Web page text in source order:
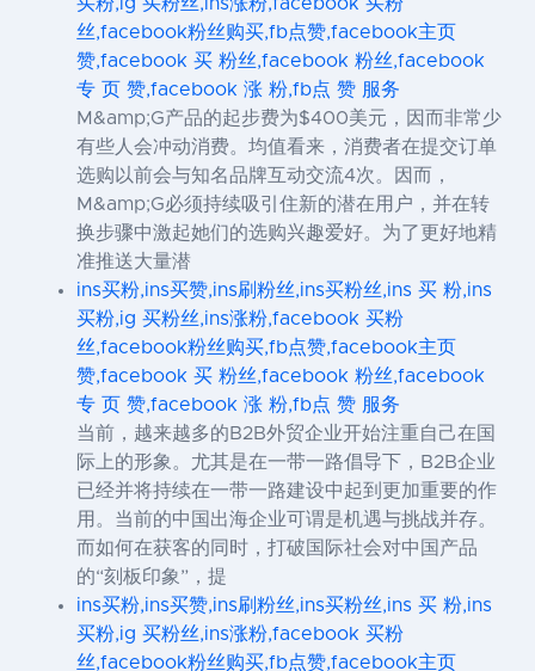
丝,facebook粉丝购买,fb点赞,facebook主页
赞,facebook 买 粉丝,facebook 粉丝,facebook
专 页 赞,facebook 涨 粉,fb点 赞 服务
M&amp;G产品的起步费为$400美元，因而非常少
有些人会冲动消费。均值看来，消费者在提交订单
选购以前会与知名品牌互动交流4次。因而，
M&amp;G必须持续吸引住新的潜在用户，并在转
换步骤中激起她们的选购兴趣爱好。为了更好地精
准推送大量潜
ins买粉,ins买赞,ins刷粉丝,ins买粉丝,ins 买 粉,ins
买粉,ig 买粉丝,ins涨粉,facebook 买粉
丝,facebook粉丝购买,fb点赞,facebook主页
赞,facebook 买 粉丝,facebook 粉丝,facebook
专 页 赞,facebook 涨 粉,fb点 赞 服务
当前，越来越多的B2B外贸企业开始注重自己在国
际上的形象。尤其是在一带一路倡导下，B2B企业
已经并将持续在一带一路建设中起到更加重要的作
用。当前的中国出海企业可谓是机遇与挑战并存。
而如何在获客的同时，打破国际社会对中国产品
的“刻板印象”，提
ins买粉,ins买赞,ins刷粉丝,ins买粉丝,ins 买 粉,ins
买粉,ig 买粉丝,ins涨粉,facebook 买粉
丝,facebook粉丝购买,fb点赞,facebook主页